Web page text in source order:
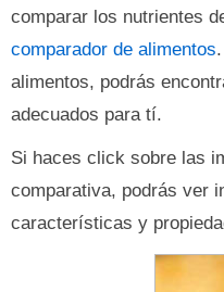
comparar los nutrientes
comparador de alimentos
alimentos, podrás
adecuados para tí.
Si haces click sobre las
comparativa, podrás ver
características y